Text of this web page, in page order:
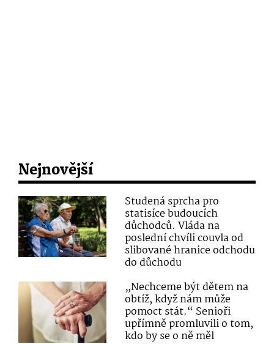
Nejnovější
Studená sprcha pro
statisíce budoucích
důchodců. Vláda na
poslední chvíli couvla od
slibované hranice odchodu
do důchodu
„Nechceme být dětem na
obtíž, když nám může
pomoct stát.“ Senioři
upřímně promluvili o tom,
kdo by se o ně měl